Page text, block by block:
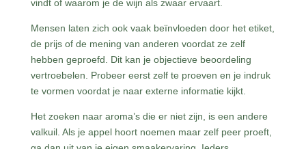
vindt of waarom je de wijn als zwaar ervaart.
Mensen laten zich ook vaak beïnvloeden door het etiket,
de prijs of de mening van anderen voordat ze zelf
hebben geproefd. Dit kan je objectieve beoordeling
vertroebelen. Probeer eerst zelf te proeven en je indruk
te vormen voordat je naar externe informatie kijkt.
Het zoeken naar aroma’s die er niet zijn, is een andere
valkuil. Als je appel hoort noemen maar zelf peer proeft,